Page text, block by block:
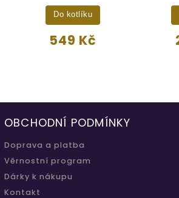
549 Kč
Do kotlíku
OBCHODNÍ PODMÍNKY
Doprava a platba
Věrnostní program
Dárky k nákupu
Kontakt